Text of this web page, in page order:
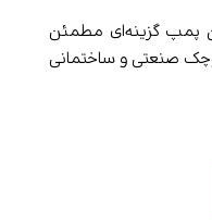
پمپ گزینه‌ای مطمئن
صنعتی و ساختمانی